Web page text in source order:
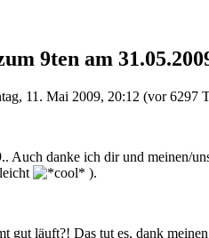
9ten am
11. Mai 2009, 20:12 (vor 6297
Auch danke ich dir und meinen/
).
gut läuft?! Das tut es, dank